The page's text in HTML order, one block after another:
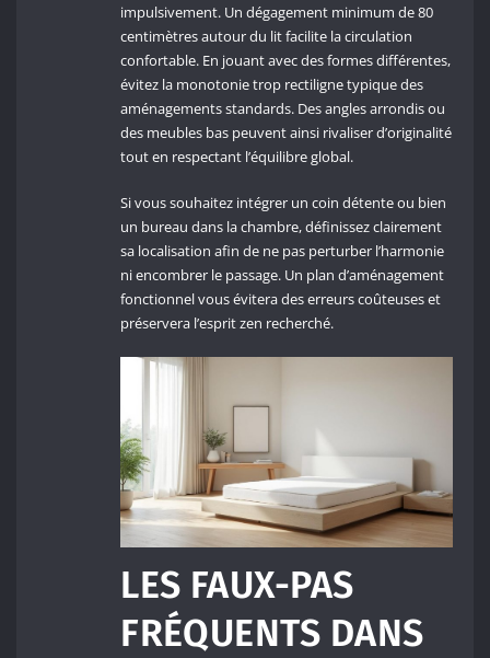
impulsivement. Un dégagement minimum de 80
centimètres autour du lit facilite la circulation
confortable. En jouant avec des formes différentes,
évitez la monotonie trop rectiligne typique des
aménagements standards. Des angles arrondis ou
des meubles bas peuvent ainsi rivaliser d’originalité
tout en respectant l’équilibre global.
Si vous souhaitez intégrer un coin détente ou bien
un bureau dans la chambre, définissez clairement
sa localisation afin de ne pas perturber l’harmonie
ni encombrer le passage. Un plan d’aménagement
fonctionnel vous évitera des erreurs coûteuses et
préservera l’esprit zen recherché.
LES FAUX-PAS
FRÉQUENTS DANS